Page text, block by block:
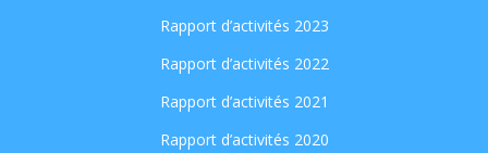
Rapport d’activités 2023
Rapport d’activités 2022
Rapport d’activités 2021
Rapport d’activités 2020